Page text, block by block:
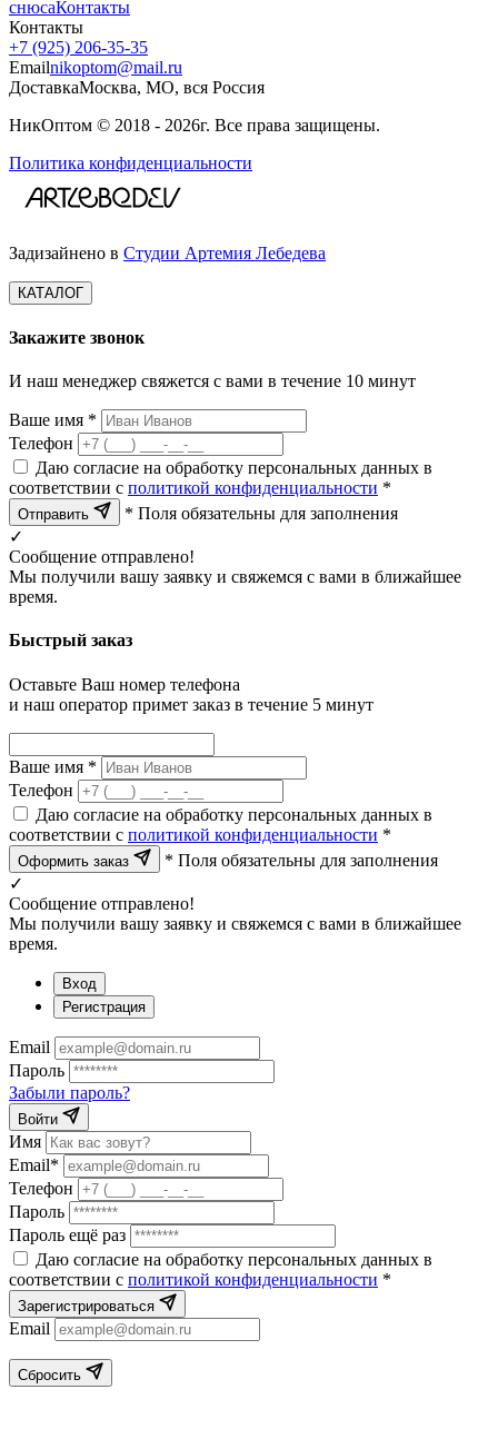
снюсаКонтакты
Контакты
+7 (925) 206‑35‑35
Emailnikoptom@mail.ru
ДоставкаМосква, МО, вся Россия
НикОптом © 2018 - 2026г. Все права защищены.
Политика конфиденциальности
Задизайнено в Студии Артемия Лебедева
КАТАЛОГ
Закажите звонок
И наш менеджер свяжется с вами в течение 10 минут
Ваше имя *
Телефон
Даю согласие на обработку персональных данных в
соответствии с политикой конфиденциальности *
Отправить
* Поля обязательны для заполнения
✓
Сообщение отправлено!
Мы получили вашу заявку и свяжемся с вами в ближайшее
время.
Быстрый заказ
Оставьте Ваш номер телефона
и наш оператор примет заказ в течение 5 минут
Ваше имя *
Телефон
Даю согласие на обработку персональных данных в
соответствии с политикой конфиденциальности *
Оформить заказ
* Поля обязательны для заполнения
✓
Сообщение отправлено!
Мы получили вашу заявку и свяжемся с вами в ближайшее
время.
Вход
Регистрация
Email
Пароль
Забыли пароль?
Войти
Имя
Email*
Телефон
Пароль
Пароль ещё раз
Даю согласие на обработку персональных данных в
соответствии с политикой конфиденциальности *
Зарегистрироваться
Email
Сбросить